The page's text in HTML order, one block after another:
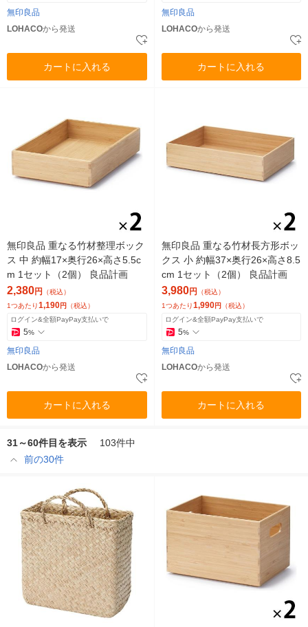
無印良品
LOHACOから発送
カートに入れる
無印良品
LOHACOから発送
カートに入れる
無印良品 重なる竹材整理ボック
ス 中 約幅17×奥行26×高さ5.5c
m 1セット（2個） 良品計画
2,380円 （税込）
1つあたり1,190円 （税込）
ログイン&全額PayPay支払いで
5%
無印良品
LOHACOから発送
カートに入れる
無印良品 重なる竹材長方形ボッ
クス 小 約幅37×奥行26×高さ8.5
cm 1セット（2個） 良品計画
3,980円 （税込）
1つあたり1,990円 （税込）
ログイン&全額PayPay支払いで
5%
無印良品
LOHACOから発送
カートに入れる
31～60件目を表示
103件中
前の30件